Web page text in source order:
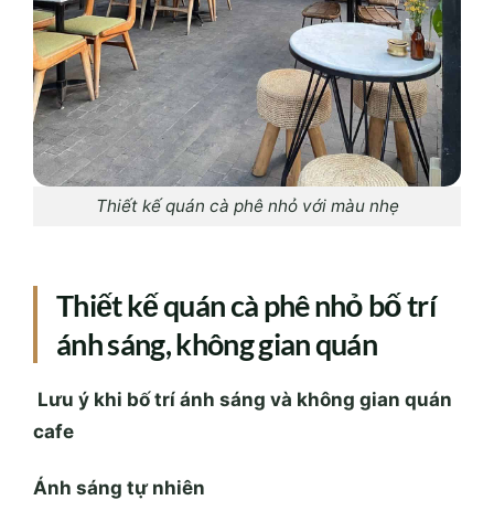
Thiết kế quán cà phê nhỏ với màu nhẹ
Thiết kế quán cà phê nhỏ bố trí
ánh sáng, không gian quán
Lưu ý khi bố trí ánh sáng và không gian quán
cafe
Ánh sáng tự nhiên